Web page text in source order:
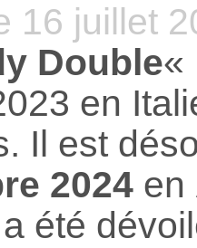
16 juillet
Double«
en
Il est
2024 en
a été